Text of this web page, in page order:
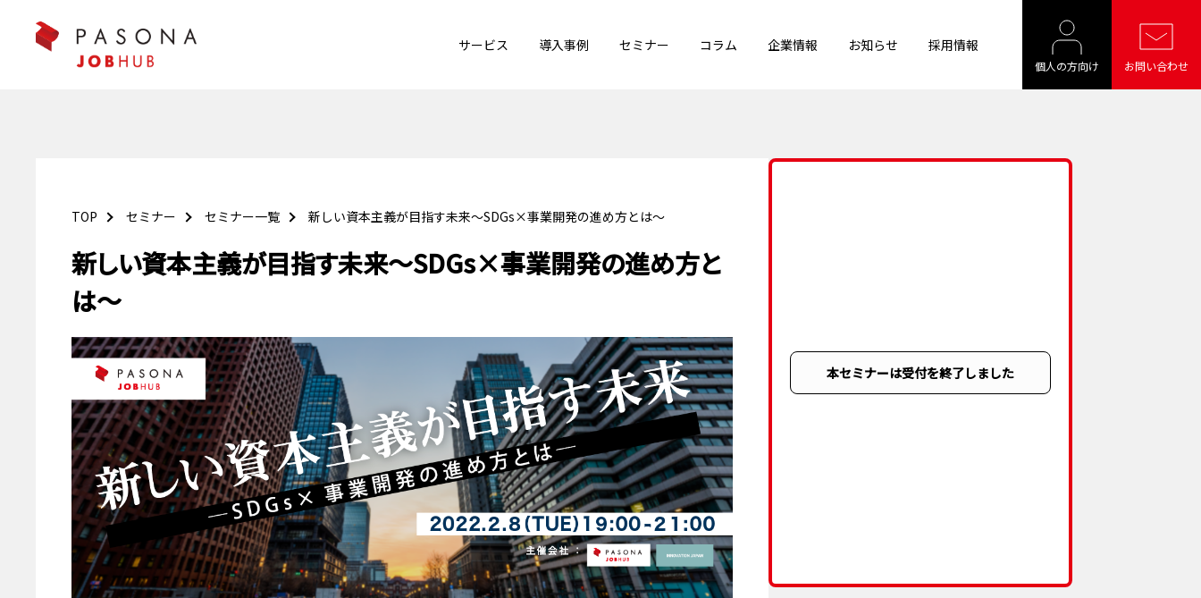
個人の方向け お問い合わせ
サービス 導入事例 セミナー コラム 企業情報 お知らせ 採用情報
TOP セミナー セミナー一覧 新しい資本主義が目指す未来～SDGs×事業開発の進め方とは～
新しい資本主義が目指す未来～SDGs×事業開発の進め方と
は～
本セミナーは受付を終了しました